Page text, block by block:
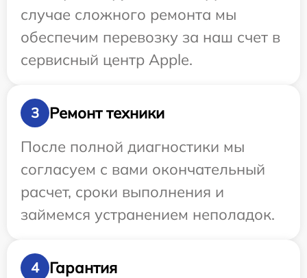
случае сложного ремонта мы
обеспечим перевозку за наш счет в
сервисный центр Apple.
3
Ремонт техники
После полной диагностики мы
согласуем с вами окончательный
расчет, сроки выполнения и
займемся устранением неполадок.
4
Гарантия